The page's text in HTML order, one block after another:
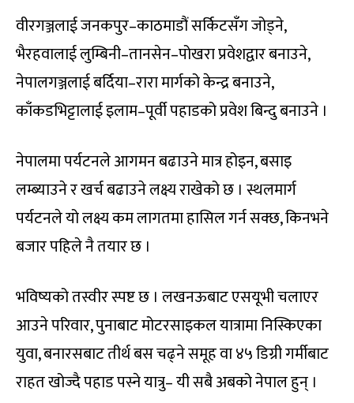
वीरगञ्जलाई जनकपुर–काठमाडौं सर्किटसँग जोड्ने,
भैरहवालाई लुम्बिनी–तानसेन–पोखरा प्रवेशद्वार बनाउने,
नेपालगञ्जलाई बर्दिया–रारा मार्गको केन्द्र बनाउने,
काँकडभिट्टालाई इलाम–पूर्वी पहाडको प्रवेश बिन्दु बनाउने ।
नेपालमा पर्यटनले आगमन बढाउने मात्र होइन, बसाइ
लम्ब्याउने र खर्च बढाउने लक्ष्य राखेको छ । स्थलमार्ग
पर्यटनले यो लक्ष्य कम लागतमा हासिल गर्न सक्छ, किनभने
बजार पहिले नै तयार छ ।
भविष्यको तस्वीर स्पष्ट छ । लखनऊबाट एसयूभी चलाएर
आउने परिवार, पुनाबाट मोटरसाइकल यात्रामा निस्किएका
युवा, बनारसबाट तीर्थ बस चढ्ने समूह वा ४५ डिग्री गर्मीबाट
राहत खोज्दै पहाड पस्ने यात्रु– यी सबै अबको नेपाल हुन् ।